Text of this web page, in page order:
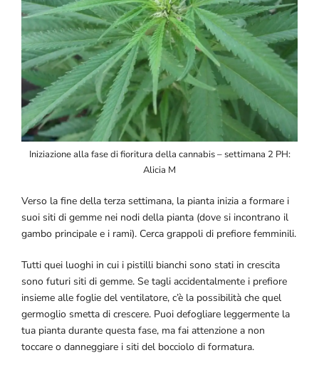
Iniziazione alla fase di fioritura della cannabis – settimana 2 PH:
Alicia M
Verso la fine della terza settimana, la pianta inizia a formare i
suoi siti di gemme nei nodi della pianta (dove si incontrano il
gambo principale e i rami). Cerca grappoli di prefiore femminili.
Tutti quei luoghi in cui i pistilli bianchi sono stati in crescita
sono futuri siti di gemme. Se tagli accidentalmente i prefiore
insieme alle foglie del ventilatore, c’è la possibilità che quel
germoglio smetta di crescere. Puoi defogliare leggermente la
tua pianta durante questa fase, ma fai attenzione a non
toccare o danneggiare i siti del bocciolo di formatura.